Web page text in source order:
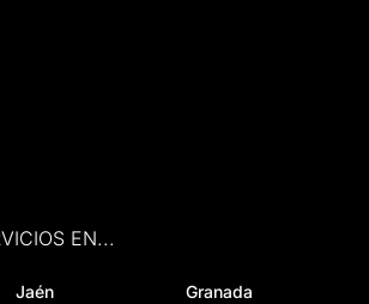
EN...
Jaén
Granada